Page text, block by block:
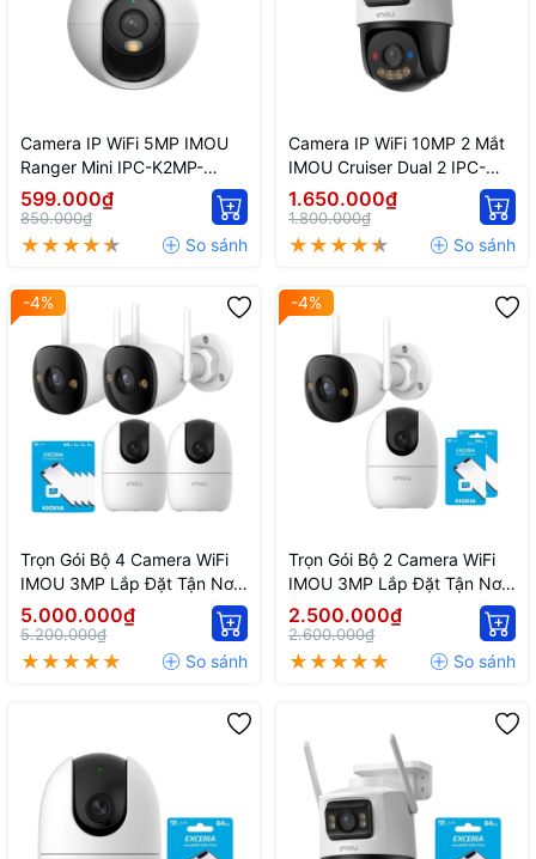
Camera IP WiFi 5MP IMOU
Ranger Mini IPC-K2MP-
5H1WE Trong Nhà
599.000₫
850.000₫
Camera IP WiFi 10MP 2 Mắt
IMOU Cruiser Dual 2 IPC-
S7XP-10M0WED AI Full Color
1.650.000₫
1.800.000₫
-4%
Trọn Gói Bộ 4 Camera WiFi
IMOU 3MP Lắp Đặt Tận Nơi
TPHCM
5.000.000₫
5.200.000₫
-4%
Trọn Gói Bộ 2 Camera WiFi
IMOU 3MP Lắp Đặt Tận Nơi
TPHCM
2.500.000₫
2.600.000₫